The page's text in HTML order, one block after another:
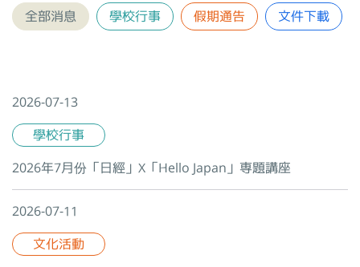
全部消息 學校行事 假期通告 文件下載
2026-07-13
學校行事
2026年7月份「日經」X「Hello Japan」専題講座
2026-07-11
文化活動